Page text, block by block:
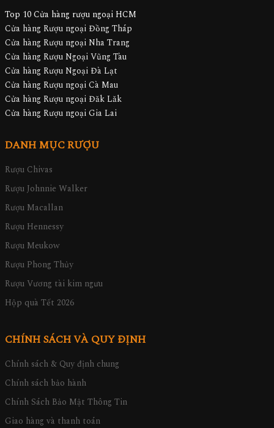
Top 10 Cửa hàng rượu ngoại HCM
Cửa hàng Rượu ngoại Đồng Tháp
Cửa hàng Rượu ngoại Nha Trang
Cửa hàng Rượu Ngoại Vũng Tàu
Cửa hàng Rượu Ngoại Đà Lạt
Cửa hàng Rượu ngoại Cà Mau
Cửa hàng Rượu ngoại Đăk Lăk
Cửa hàng Rượu ngoại Gia Lai
DANH MỤC RƯỢU
Rượu Chivas
Rượu Johnnie Walker
Rượu Macallan
Rượu Hennessy
Rượu Meukow
Rượu Phong Thủy
Rượu Vương tài kim ngưu
Hộp quà Tết 2026
CHÍNH SÁCH VÀ QUY ĐỊNH
Chính sách & Quy định chung
Chính sách bảo hành
Chính Sách Bảo Mật Thông Tin
Giao hàng và thanh toán